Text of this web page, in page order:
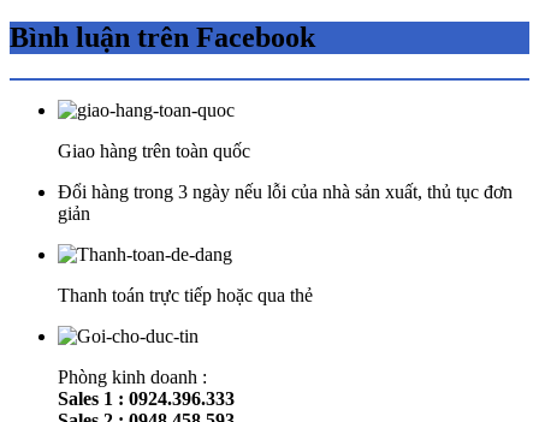
Bình luận trên Facebook
Giao hàng trên toàn quốc
Đổi hàng trong 3 ngày nếu lỗi của nhà sản xuất, thủ tục đơn
giản
Thanh toán trực tiếp hoặc qua thẻ
Phòng kinh doanh :
Sales 1 : 0924.396.333